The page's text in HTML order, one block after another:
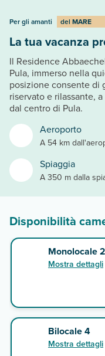
Aeroporto
A 54 km
Spiaggia
A 350 m dalla
Per gli amanti del MARE
La tua vacanza
Il Residence
Pula, immerso nella
posizione consente di
riservato e rilassante,
dal centro di Pula.
Disponibilità
Monolocale 2
Mostra dettagli
Bilocale 4
Mostra dettagli